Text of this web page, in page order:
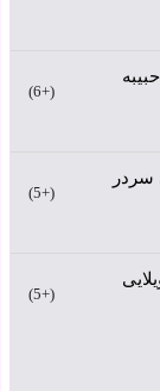
+6
سردر
+5
+5